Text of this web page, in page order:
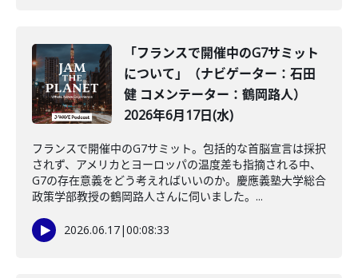
「フランスで開催中のG7サミット
について」（ナビゲーター：石田
健 コメンテーター：鶴岡路人）
2026年6月17日(水)
フランスで開催中のG7サミット。包括的な首脳宣言は採択
されず、アメリカとヨーロッパの温度差も指摘される中、
G7の存在意義をどう考えればいいのか。慶應義塾大学総合
政策学部教授の鶴岡路人さんに伺いました。...
2026.06.17|00:08:33